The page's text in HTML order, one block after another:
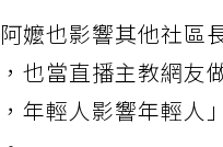
嬤也影響其他社區
也當直播主教網友
年輕人影響年輕人